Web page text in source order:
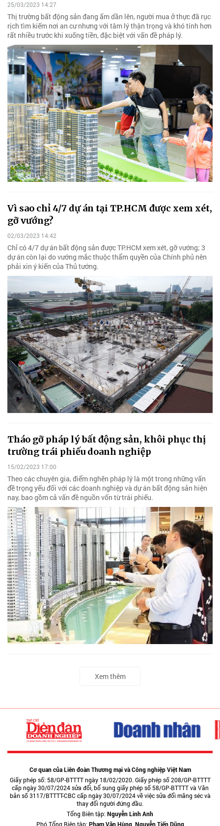
25/03/2023 14:27
Thị trường bất động sản đang ấm dần lên, người mua ở thực đã rục
rịch tìm kiếm nơi an cư nhưng với tâm lý thận trọng và khó tính hơn
rất nhiều trước khi xuống tiền, đặc biệt với vấn đề pháp lý.
Vì sao chỉ 4/7 dự án tại TP.HCM được xem xét,
gỡ vướng?
02/03/2023 14:42
Chỉ có 4/7 dự án bất động sản được TP.HCM xem xét, gỡ vướng; 3
dự án còn lại do vướng mắc thuộc thẩm quyền của Chính phủ nên
phải xin ý kiến của Thủ tướng.
Tháo gỡ pháp lý bất động sản, khôi phục thị
trường trái phiếu doanh nghiệp
15/02/2023 17:00
Theo các chuyên gia, điểm nghẽn pháp lý là một trong những vấn
đề trọng yếu đối với các doanh nghiệp và dự án bất động sản hiện
nay, bao gồm cả vấn đề nguồn vốn từ trái phiếu.
Xem thêm
Cơ quan của Liên đoàn Thương mại và Công nghiệp Việt Nam
Giấy phép số: 58/GP-BTTTT ngày 18/02/2020. Giấy phép số 208/GP-BTTTT
cấp ngày 30/07/2024 sửa đổi, bổ sung giấy phép số 58/GP-BTTTT và Văn
bản số 3117/BTTTT-CBC cấp ngày 30/07/2024 về việc sửa đổi măng séc và
thay đổi người đứng đầu.
Tổng Biên tập:Nguyễn Linh Anh
Phó Tổng Biên tập:Phạm Văn Hùng, Nguyễn Tiến Dũng